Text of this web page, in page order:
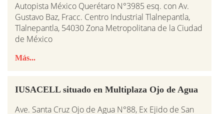
Autopista México Querétaro N°3985 esq. con Av.
Gustavo Baz, Fracc. Centro Industrial Tlalnepantla,
Tlalnepantla, 54030 Zona Metropolitana de la Ciudad
de México
Más...
IUSACELL situado en Multiplaza Ojo de Agua
Ave. Santa Cruz Ojo de Agua N°88, Ex Ejido de San